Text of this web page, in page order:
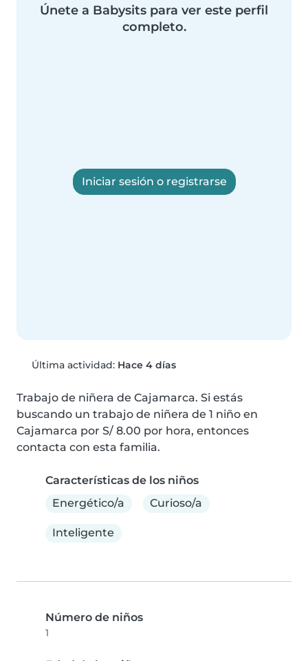
Únete a Babysits para ver este perfil
completo.
Iniciar sesión o registrarse
Última actividad: Hace 4 días
Trabajo de niñera de Cajamarca. Si estás
buscando un trabajo de niñera de 1 niño en
Cajamarca por S/ 8.00 por hora, entonces
contacta con esta familia.
Características de los niños
Energético/a
Curioso/a
Inteligente
Número de niños
1